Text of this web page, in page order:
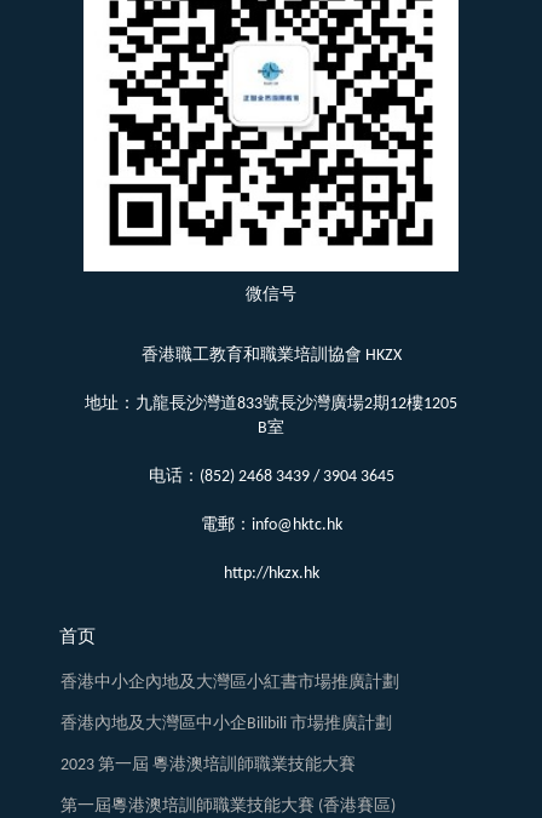
微信号
香港職工教育和職業培訓協會 HKZX
地址：九龍長沙灣道833號長沙灣廣場2期12樓1205
B室
电话：(852) 2468 3439 / 3904 3645
電郵：info@hktc.hk
http://hkzx.hk
首页
香港中小企內地及大灣區小紅書市場推廣計劃
香港內地及大灣區中小企Bilibili 市場推廣計劃
2023 第一屆 粵港澳培訓師職業技能大賽
第一屆粵港澳培訓師職業技能大賽 (香港賽區)